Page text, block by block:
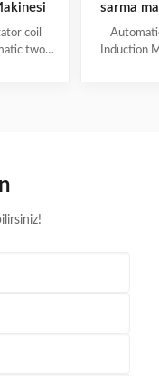
coil
two
Main
160mm
sarma
Induction